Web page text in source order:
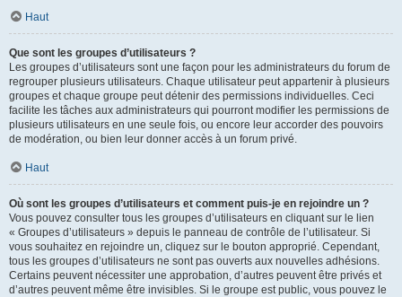
Haut
Que sont les groupes d’utilisateurs ?
Les groupes d’utilisateurs sont une façon pour les administrateurs du forum de
regrouper plusieurs utilisateurs. Chaque utilisateur peut appartenir à plusieurs
groupes et chaque groupe peut détenir des permissions individuelles. Ceci
facilite les tâches aux administrateurs qui pourront modifier les permissions de
plusieurs utilisateurs en une seule fois, ou encore leur accorder des pouvoirs
de modération, ou bien leur donner accès à un forum privé.
Haut
Où sont les groupes d’utilisateurs et comment puis-je en rejoindre un ?
Vous pouvez consulter tous les groupes d’utilisateurs en cliquant sur le lien
« Groupes d’utilisateurs » depuis le panneau de contrôle de l’utilisateur. Si
vous souhaitez en rejoindre un, cliquez sur le bouton approprié. Cependant,
tous les groupes d’utilisateurs ne sont pas ouverts aux nouvelles adhésions.
Certains peuvent nécessiter une approbation, d’autres peuvent être privés et
d’autres peuvent même être invisibles. Si le groupe est public, vous pouvez le